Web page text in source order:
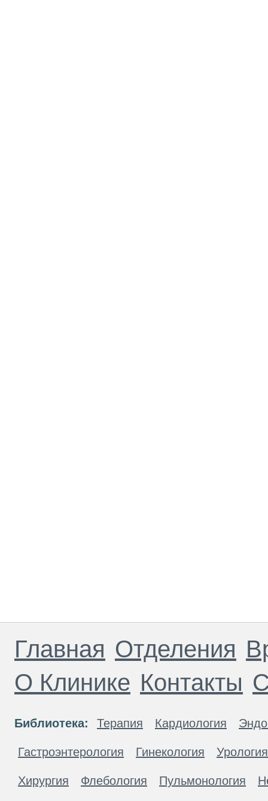
Главная Отделения
О Клинике Контакты
Библиотека: Терапия Кардиология
Гастроэнтерология Гинекология Урология
Хирургия Флебология Пульмонология